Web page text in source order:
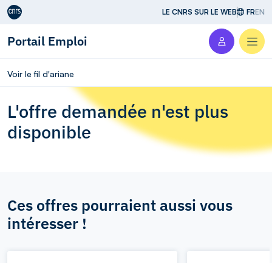
Aller au contenu LE CNRS SUR LE WEB FREN
Portail Emploi
Voir le fil d'ariane
L'offre demandée n'est plus
disponible
Ces offres pourraient aussi vous
intéresser !